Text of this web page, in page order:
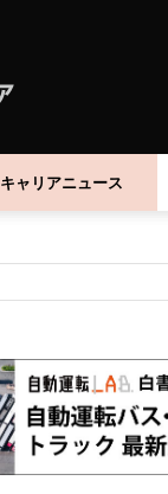
キャリアニュース